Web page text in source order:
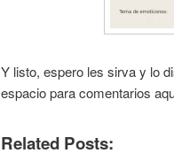
Y listo, espero les sirva y lo
espacio para comentarios
Related Posts: